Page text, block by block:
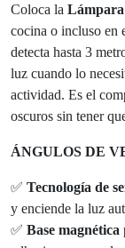
Coloca la
cocina o incluso en
detecta hasta 3
luz cuando lo
actividad. Es el
oscuros sin tener
ÁNGULOS DE
✅ Tecnología de
y enciende la luz
✅ Base magnética